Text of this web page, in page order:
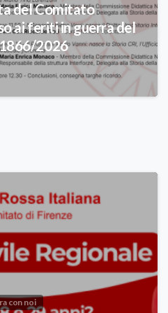
del Comitato
ai feriti in guerra del
1866/2026
con noi